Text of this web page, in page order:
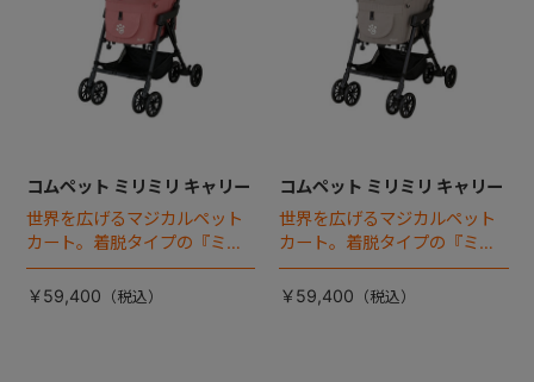
コムペット ミリミリ キャリー
世界を広げるマジカルペット
カート。着脱タイプの『ミリ
ミリEG』 がフルモデルチェン
ジ 。新機能「マジカルフォー
￥59,400
コムペット ミリミリ キャリー
世界を広げるマジカルペット
カート。着脱タイプの『ミリ
ミリEG』 がフルモデルチェン
ジ 。新機能「マジカルフォー
￥59,400